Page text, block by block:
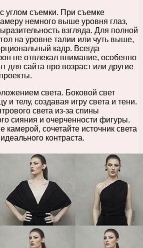
углом съемки. При съемке
немного выше уровня глаз,
взгляда. Для полной
на уровне талии или чуть выше,
кадр. Всегда
не отвлекал внимание, особенно
для сайта про возраст или другие
света. Боковой свет
и телу, создавая игру света и тени.
света из-за спины
сияния и очерченности фигуры.
камерой, сочетайте источник света
контраста.